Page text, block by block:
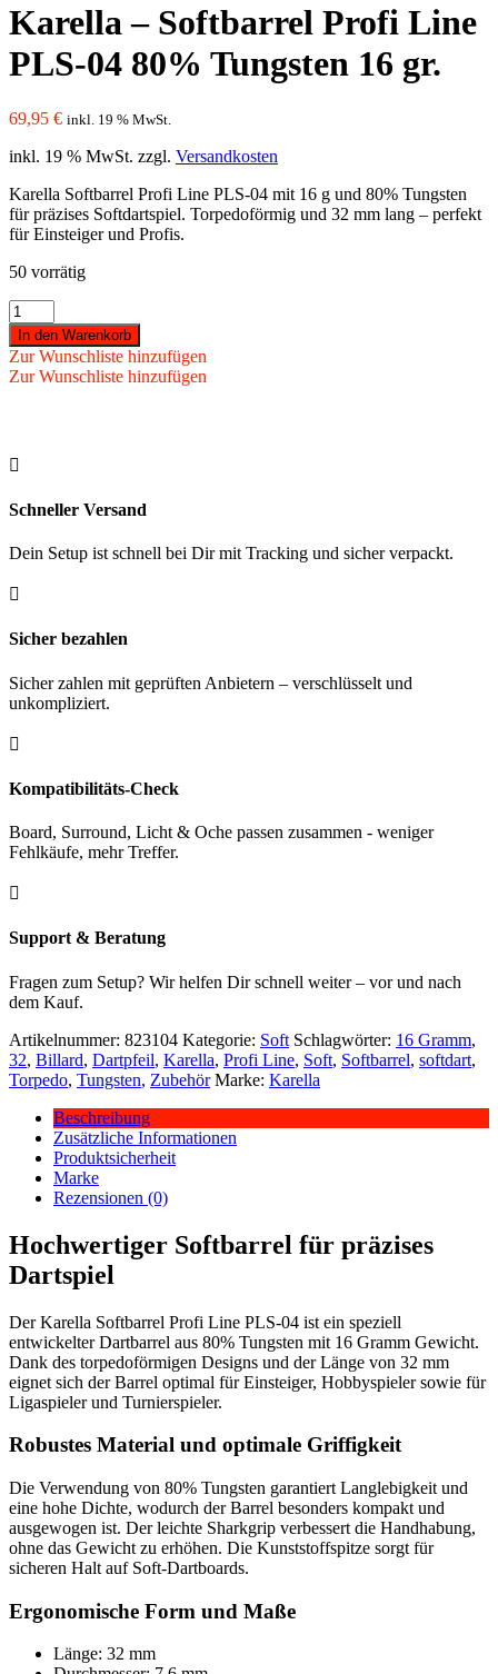
Karella – Softbarrel Profi Line
PLS-04 80% Tungsten 16 gr.
69,95 € inkl. 19 % MwSt.
inkl. 19 % MwSt. zzgl. Versandkosten
Karella Softbarrel Profi Line PLS-04 mit 16 g und 80% Tungsten
für präzises Softdartspiel. Torpedoförmig und 32 mm lang – perfekt
für Einsteiger und Profis.
50 vorrätig
Karella
-
Softbarrel
Profi
Line
Tungsten
gr.
In den Warenkorb
Zur Wunschliste hinzufügen
Zur Wunschliste hinzufügen

Schneller Versand
Dein Setup ist schnell bei Dir mit Tracking und sicher verpackt.

Sicher bezahlen
Sicher zahlen mit geprüften Anbietern – verschlüsselt und
unkompliziert.

Kompatibilitäts-Check
Board, Surround, Licht & Oche passen zusammen - weniger
Fehlkäufe, mehr Treffer.

Support & Beratung
Fragen zum Setup? Wir helfen Dir schnell weiter – vor und nach
dem Kauf.
Artikelnummer: 823104 Kategorie: Soft Schlagwörter: 16 Gramm,
32, Billard, Dartpfeil, Karella, Profi Line, Soft, Softbarrel, softdart,
Torpedo, Tungsten, Zubehör Marke: Karella
Beschreibung
Zusätzliche Informationen
Produktsicherheit
Marke
Rezensionen (0)
Hochwertiger Softbarrel für präzises
Dartspiel
Der Karella Softbarrel Profi Line PLS-04 ist ein speziell
entwickelter Dartbarrel aus 80% Tungsten mit 16 Gramm Gewicht.
Dank des torpedoförmigen Designs und der Länge von 32 mm
eignet sich der Barrel optimal für Einsteiger, Hobbyspieler sowie für
Ligaspieler und Turnierspieler.
Robustes Material und optimale Griffigkeit
Die Verwendung von 80% Tungsten garantiert Langlebigkeit und
eine hohe Dichte, wodurch der Barrel besonders kompakt und
ausgewogen ist. Der leichte Sharkgrip verbessert die Handhabung,
ohne das Gewicht zu erhöhen. Die Kunststoffspitze sorgt für
sicheren Halt auf Soft-Dartboards.
Ergonomische Form und Maße
Länge: 32 mm